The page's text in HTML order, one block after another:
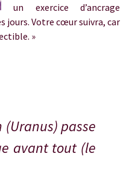
un exercice d’ancrage
jours. Votre cœur suivra, car
»
passe
avant tout (le